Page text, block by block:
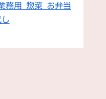
務用 惣菜 お弁当